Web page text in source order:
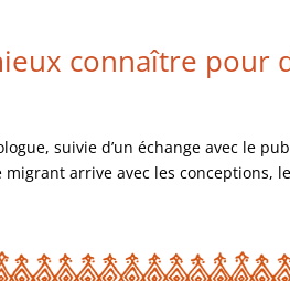
connaître
suivie d’un échange avec le
arrive avec les conceptions,